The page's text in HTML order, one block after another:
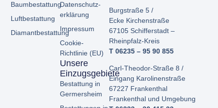
Baumbestattung
Luftbestattung
Diamantbestattung
Datenschutz­
erklärung
Impressum
Cookie-
Richtlinie (EU)
Unsere
Einzugsgebiete
Bestattung in
Germersheim
Burgstraße 5 /
Ecke Kirchenstraße
67105 Schifferstadt –
Rheinpfalz-Kreis
T 06235 – 95 90 855
Carl-Theodor-Straße 8 /
Eingang Karolinenstraße
67227 Frankenthal
Frankenthal und Umgebung